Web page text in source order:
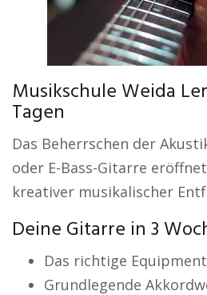
Musikschule Weida
Tagen
Das Beherrschen der
oder E-Bass-Gitarre
kreativer musikalischer
Deine Gitarre in 3
Das richtige
Grundlegende